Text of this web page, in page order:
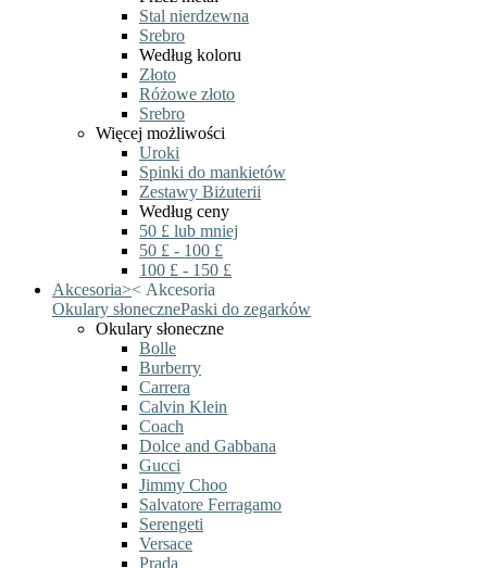
Stal nierdzewna
Srebro
Według koloru
Złoto
Różowe złoto
Srebro
Więcej możliwości
Uroki
Spinki do mankietów
Zestawy Biżuterii
Według ceny
50 £ lub mniej
50 £ - 100 £
100 £ - 150 £
Akcesoria>< Akcesoria
Okulary słonecznePaski do zegarków
Okulary słoneczne
Bolle
Burberry
Carrera
Calvin Klein
Coach
Dolce and Gabbana
Gucci
Jimmy Choo
Salvatore Ferragamo
Serengeti
Versace
Prada